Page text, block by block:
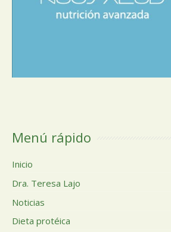
Menú rápido
Inicio
Dra. Teresa Lajo
Noticias
Dieta protéica